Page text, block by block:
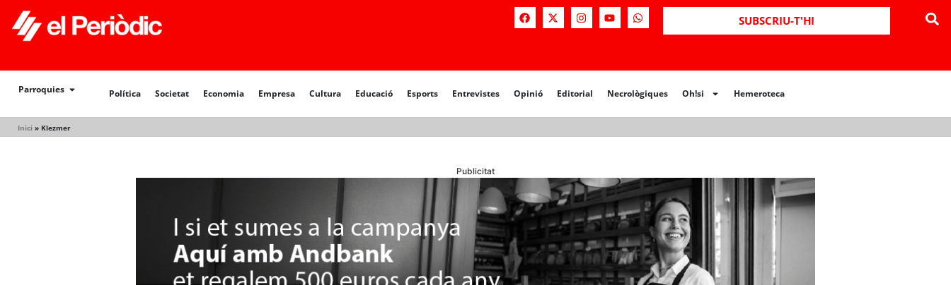
SUBSCRIU-T'HI
Parroquies Política Societat Economia Empresa Cultura Educació Esports Entrevistes Opinió Editorial Necrològiques Oh!si Hemeroteca
Inici » Klezmer
Política Societat Opinió Editorial Necrològiques Hemeroteca
Publicitat